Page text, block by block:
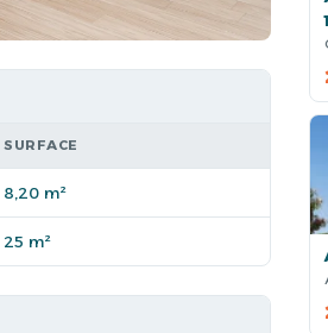
SURFACE
8,20 m²
25 m²